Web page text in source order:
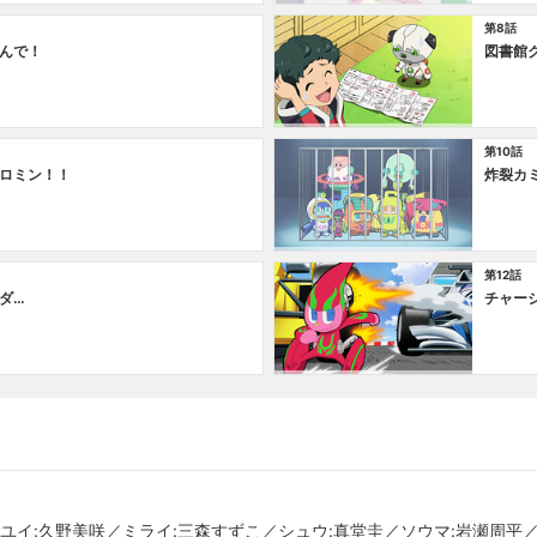
で！
第8話
図書館
ミン！！
第10話
炸裂カ
…
第12話
チャー
イ:久野美咲／ミライ:三森すずこ／シュウ:真堂圭／ソウマ:岩瀬周平